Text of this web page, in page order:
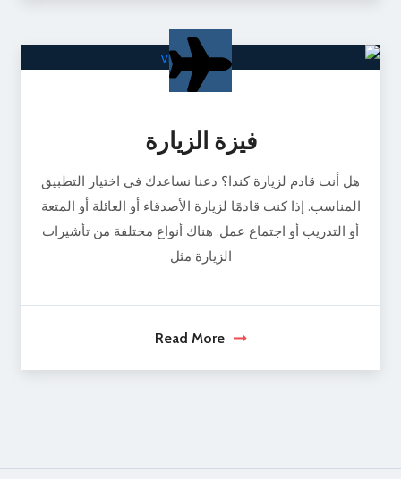
فيزة الزيارة
هل أنت قادم لزيارة كندا؟ دعنا نساعدك في اختيار التطبيق
المناسب. إذا كنت قادمًا لزيارة الأصدقاء أو العائلة أو المتعة
أو التدريب أو اجتماع عمل. هناك أنواع مختلفة من تأشيرات
الزيارة مثل
Read More